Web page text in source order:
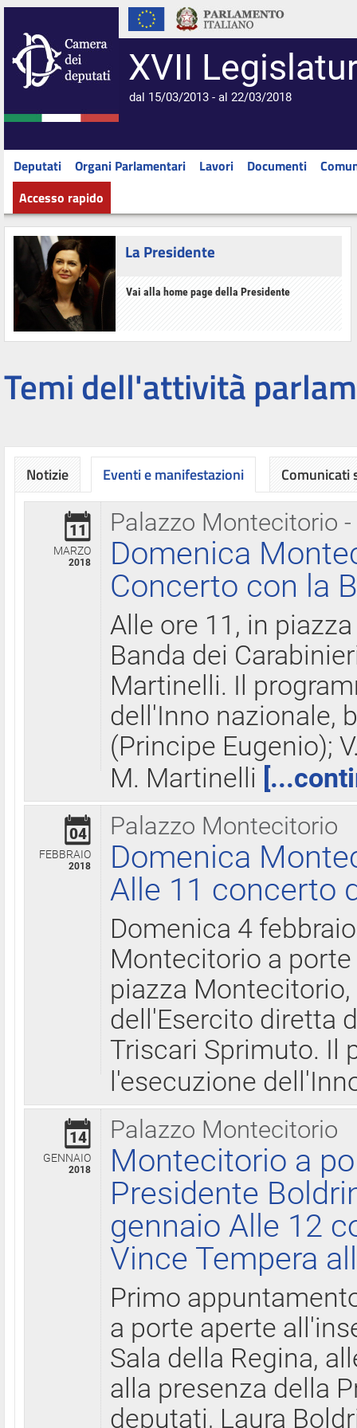
XVII
dal 15/03/2013 - al 22/03/2018
Deputati Organi Parlamentari Lavori Documenti
Accesso rapido
La Presidente
Vai alla home page della Presidente
Temi dell'attività
Notizie Eventi e manifestazioni
Palazzo Montecitorio
11
MARZO
2018
Domenica
Concerto con la
Alle ore 11, in
Banda dei
Martinelli. Il
dell'Inno nazionale,
(Principe Eugenio);
M. Martinelli
Palazzo Montecitorio
04
FEBBRAIO
2018
Domenica
Alle 11 concerto
Domenica 4
Montecitorio a
piazza
dell'Esercito diretta
Triscari Sprimuto. Il
l'esecuzione
Palazzo Montecitorio
14
GENNAIO
2018
Montecitorio a
Presidente
gennaio Alle 12
Vince Tempera
Primo
a porte aperte
Sala della Regina,
alla presenza della
deputati, Laura
Comunicati